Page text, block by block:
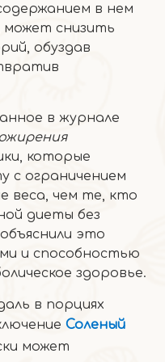
в нем
может снизить
обуздав
в журнале
которые
с ограничением
веса, чем те, кто
диеты без
это
и способностью
здоровье.
в порциях
Соленый
может